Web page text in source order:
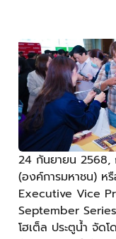
24 กันยายน 2568,
(องค์การมหาชน) ห
Executive Vice
September
โฮเต็ล ประตูน้ำ จัด